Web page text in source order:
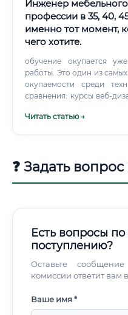
Инженер
профессии в 35, 40,
именно тот момент,
чего хотите.
обучение окупается
работы. Это один из
окупаемости среди
сравнения: курсы веб-
выше, а стартовые
Читать статью →
❓ Задать
Есть вопросы
поступлению?
Оставьте
комиссии ответит вам
Ваше имя *